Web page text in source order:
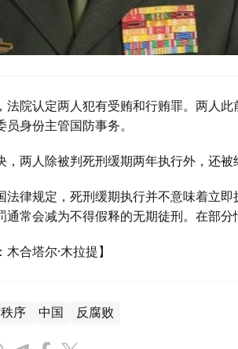
法院认定两人犯有受贿和行贿罪。两人
员身份主管国防事务。
，两人除被判死刑缓期两年执行外，还被
法律规定，死刑缓期执行并不意味着立
通常会减为不得假释的无期徒刑。在部
木合塔尔·木拉提】
序 中国 反腐败